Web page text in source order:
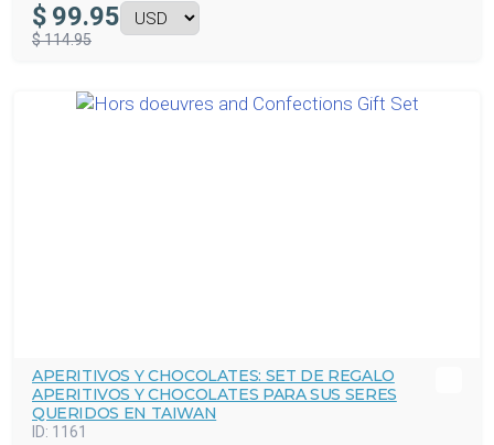
$ 99.95
$ 114.95
APERITIVOS Y CHOCOLATES: SET DE REGALO
APERITIVOS Y CHOCOLATES PARA SUS SERES
QUERIDOS EN TAIWAN
ID: 1161